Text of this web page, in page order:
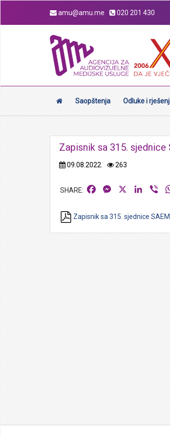
amu@amu.me 020 201 430
Saopštenja Odluke i
Zapisnik sa 315. sjednice
09.08.2022. 263
FacebookMessenger
Zapisnik sa 315. sjednice SAEM